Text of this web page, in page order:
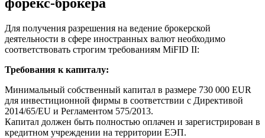
Для получения разрешения на ведение брокерской
деятельности в сфере иностранных валют необходимо
соответствовать строгим требованиям MiFID II:
Требования к капиталу:
Минимальный собственный капитал в размере 730 000 EUR
для инвестиционной фирмы в соответствии с Директивой
2014/65/EU и Регламентом 575/2013.
Капитал должен быть полностью оплачен и зарегистрирован в
кредитном учреждении на территории ЕЭП.